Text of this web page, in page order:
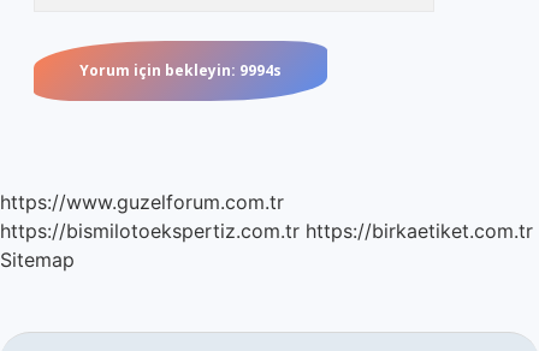
https://www.guzelforum.com.tr
https://bismilotoekspertiz.com.tr https://birkaetiket.com.tr
Sitemap